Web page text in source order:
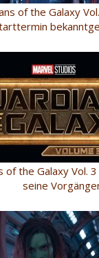
of the Galaxy
of the Galaxy Vol.
seine